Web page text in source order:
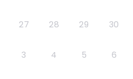
27 28 29 30
3 4 5 6